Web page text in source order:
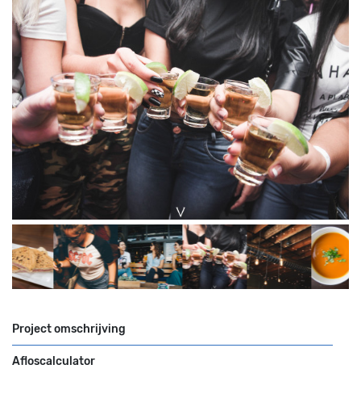
Project omschrijving
Afloscalculator